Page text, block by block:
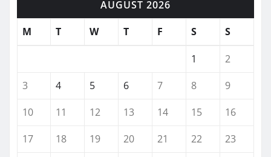
AUGUST 2026
M
T W T F S S
1
2
3
4 5 6 7 8
9
10
11 12 13 14 15
16
17
18 19 20 21 22
23